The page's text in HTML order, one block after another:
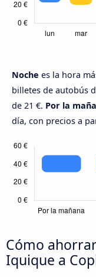
Noche es la hora
billetes de autobús
de 21 €. Por la
día, con precios a
Cómo
Iquique a